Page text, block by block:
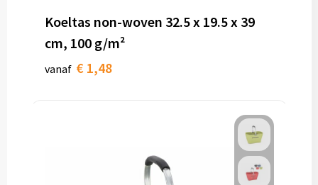
Koeltas non-woven 32.5 x 19.5 x 39
cm, 100 g/m²
vanaf € 1,48